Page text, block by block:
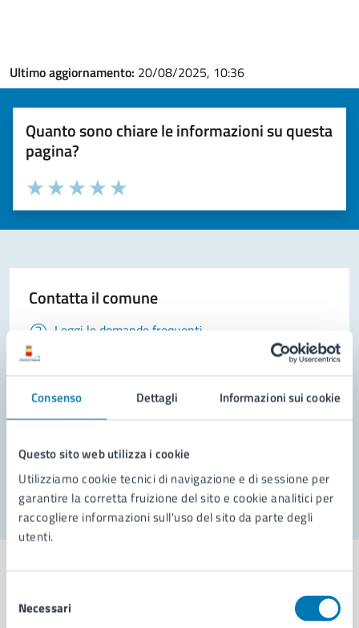
Consenso Dettagli Informazioni sui cookie
Questo sito web utilizza i cookie
Utilizziamo cookie tecnici di navigazione e di sessione per
garantire la corretta fruizione del sito e cookie analitici per
raccogliere informazioni sull'uso del sito da parte degli
utenti.
delNecessari
Ultimo aggiornamento: 20/08/2025, 10:36
Quanto sono chiare le informazioni su questa
pagina?
Valuta la chiarezza delle informazioni (da 1 a 5 stelle)
Seleziona il numero di stelle per valutare la chiarezza delle
Valuta 5 stelle su 5
Valuta 4 stelle su 5
Valuta 3 stelle su 5
Valuta 2 stelle su 5
Valuta 1 stelle su 5
Contatta il comune
Leggi le domande frequenti
Prenota appuntamento
Segnala disservizio